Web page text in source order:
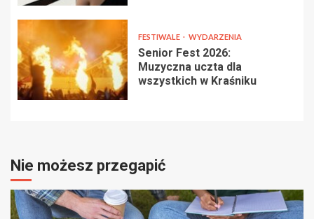
FESTIWALE WYDARZENIA
Senior Fest 2026:
Muzyczna uczta dla
wszystkich w Kraśniku
Nie możesz przegapić